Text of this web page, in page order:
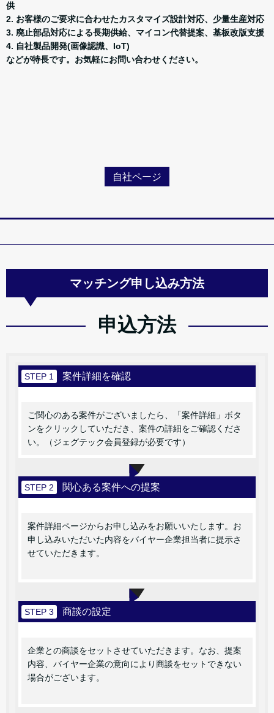
供
2. お客様のご要求に合わせたカスタマイズ設計対応、少量生産対応
3. 廃止部品対応による長期供給、マイコン代替提案、基板改版支援
4. 自社製品開発(画像認識、IoT)
などが特長です。お気軽にお問い合わせください。
自社ページ
マッチング申し込み方法
申込方法
STEP 1 案件詳細を確認
ご関心のある案件がございましたら、「案件詳細」ボタ
ンをクリックしていただき、案件の詳細をご確認くださ
い。（ジェグテック会員登録が必要です）
STEP 2 関心ある案件への提案
案件詳細ページからお申し込みをお願いいたします。お
申し込みいただいた内容をバイヤー企業担当者に提示さ
せていただきます。
STEP 3 商談の設定
企業との商談をセットさせていただきます。なお、提案
内容、バイヤー企業の意向により商談をセットできない
場合がございます。